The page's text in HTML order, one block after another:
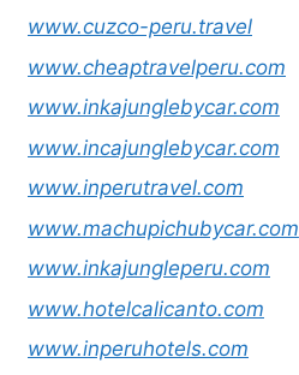
www.cuzco-peru.travel
www.cheaptravelperu.com
www.inkajunglebycar.com
www.incajunglebycar.com
www.inperutravel.com
www.machupichubycar.com
www.inkajungleperu.com
www.hotelcalicanto.com
www.inperuhotels.com